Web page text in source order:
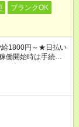
ブランクOK
1800円～★日払い
開始時は手続き完